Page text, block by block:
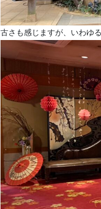
古さも感じますが、いわゆ